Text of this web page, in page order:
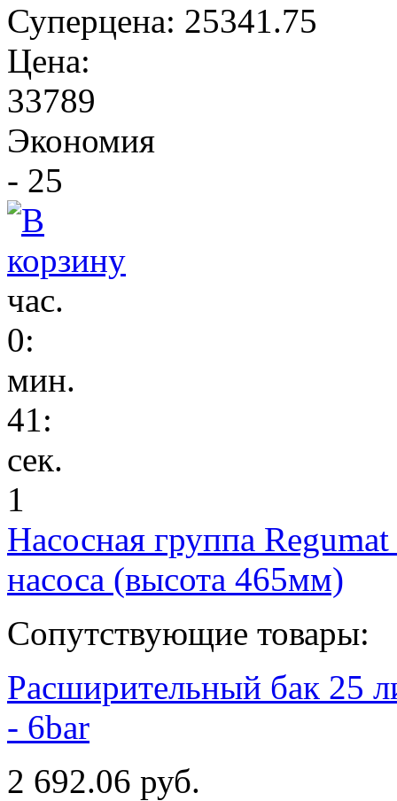
Суперцена: 25341.75
Цена:
33789
Экономия
- 25
час.
0:
мин.
41:
сек.
1
Насосная группа
насоса (высота 465мм)
Сопутствующие товары:
Расширительный бак 25
- 6bar
2 692.06 руб.